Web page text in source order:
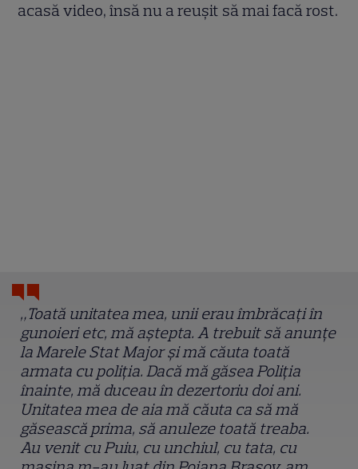
acasă video, însă nu a reușit să mai facă rost.
„Toată unitatea mea, unii erau îmbrăcați în
gunoieri etc, mă aștepta. A trebuit să anunțe
la Marele Stat Major și mă căuta toată
armata cu poliția. Dacă mă găsea Poliția
înainte, mă duceau în dezertoriu doi ani.
Unitatea mea de aia mă căuta ca să mă
găsească prima, să anuleze toată treaba.
Au venit cu Puiu, cu unchiul, cu tata, cu